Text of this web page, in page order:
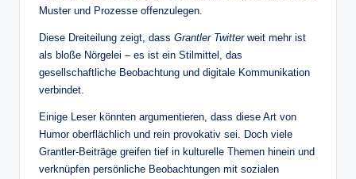
Muster und Prozesse offenzulegen.
Diese Dreiteilung zeigt, dass Grantler Twitterweit mehr ist
als bloße Nörgelei – es ist ein Stilmittel, das
gesellschaftliche Beobachtung und digitale Kommunikation
verbindet.
Einige Leser könnten argumentieren, dass diese Art von
Humor oberflächlich und rein provokativ sei. Doch viele
Grantler‑Beiträge greifen tief in kulturelle Themen hinein und
verknüpfen persönliche Beobachtungen mit sozialen